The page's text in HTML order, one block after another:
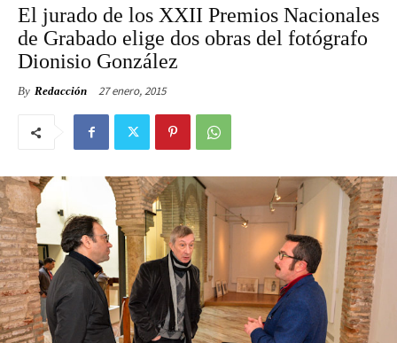
El jurado de los XXII Premios Nacionales
de Grabado elige dos obras del fotógrafo
Dionisio González
By Redacción 27 enero, 2015